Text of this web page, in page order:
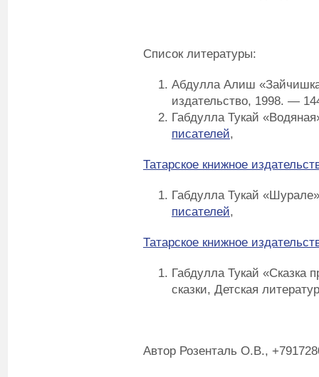
Список литературы:
Абдулла Алиш
издательство, 1998. —
Габдулла Тукай
писателей,
Татарское книжное
Габдулла Тукай
писателей,
Татарское книжное
Габдулла Тукай «Сказка
сказки, Детская
Автор Розенталь О.В.,